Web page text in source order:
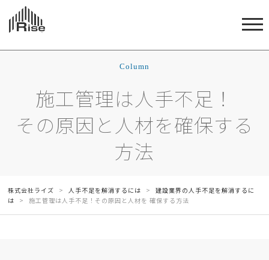
Column
施工管理は人手不足！
その原因と人材を確保する
方法
株式会社ライズ > 人手不足を解消するには >
建設業界の人手不足を解消するに
は
> 施工管理は人手不足！その原因と人材を 確保する方法